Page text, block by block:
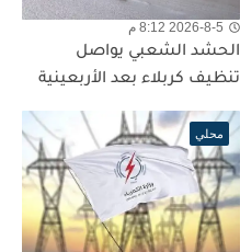
2026-8-5 8:12 م
الحشد الشعبي يواصل
تنظيف كربلاء بعد الأربعينية
محلي